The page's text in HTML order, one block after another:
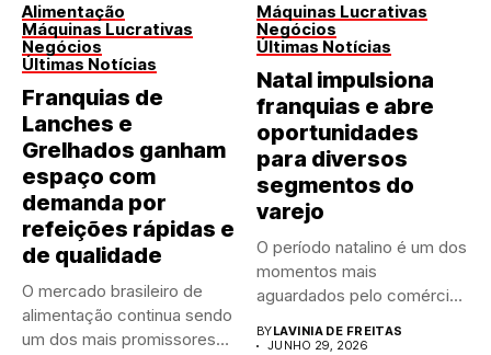
Alimentação
Máquinas Lucrativas
Negócios
Últimas Notícias
Franquias de
Lanches e
Grelhados ganham
espaço com
demanda por
refeições rápidas e
de qualidade
O mercado brasileiro de
alimentação continua sendo
um dos mais promissores
Máquinas Lucrativas
Negócios
Últimas Notícias
Natal impulsiona
franquias e abre
oportunidades
para diversos
segmentos do
varejo
O período natalino é um dos
momentos mais
aguardados pelo comércio
BYLAVINIA DE FREITAS
JUNHO 29, 2026